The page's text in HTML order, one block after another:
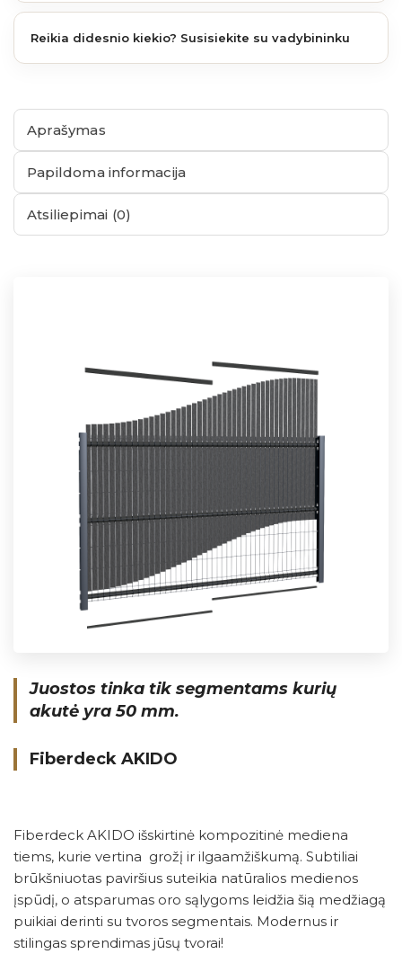
Reikia didesnio kiekio? Susisiekite su vadybininku
Aprašymas
Papildoma informacija
Atsiliepimai (0)
Juostos tinka tik segmentams kurių
akutė yra 50 mm.
Fiberdeck AKIDO
Fiberdeck AKIDO išskirtinė kompozitinė mediena
tiems, kurie vertina grožį ir ilgaamžiškumą. Subtiliai
brūkšniuotas paviršius suteikia natūralios medienos
įspūdį, o atsparumas oro sąlygoms leidžia šią medžiagą
puikiai derinti su tvoros segmentais. Modernus ir
stilingas sprendimas jūsų tvorai!